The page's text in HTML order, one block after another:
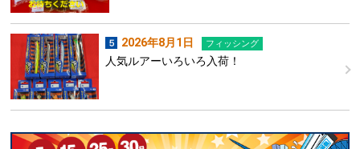
2026年8月1日 フィッシング
人気ルアーいろいろ入荷！